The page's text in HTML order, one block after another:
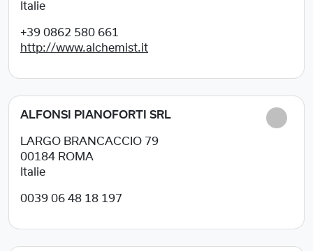
Italie
+39 0862 580 661
http://www.alchemist.it
ALFONSI PIANOFORTI SRL
LARGO BRANCACCIO 79
00184 ROMA
Italie
0039 06 48 18 197